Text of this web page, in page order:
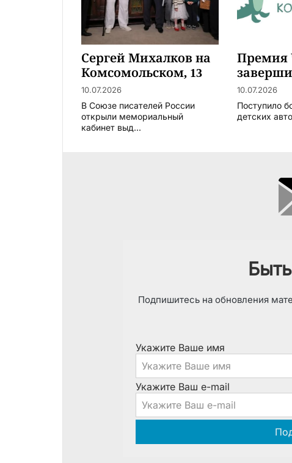
Сергей Михалков на
Комсомольском, 13
10.07.2026
В Союзе писателей России
открыли мемориальный
кабинет выд...
Премия
работ
10.07.2026
Поступило
детских
Подпишитесь на обновления
Укажите Ваше имя
Укажите Ваш e-mail